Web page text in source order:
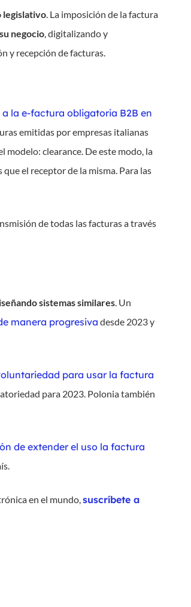
legislativo. La imposición de la factura
negocio, digitalizando y
y recepción de facturas.
la e-factura obligatoria B2B en
emitidas por empresas italianas
modelo: clearance. De este modo, la
el receptor de la misma. Para las
de todas las facturas a través
sistemas similares. Un
manera progresiva desde 2023 y
para usar la factura
para 2023. Polonia también
de extender el uso la factura
en el mundo,suscríbete a